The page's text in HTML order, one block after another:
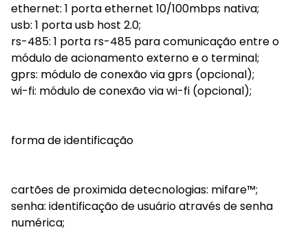
ethernet: 1 porta ethernet 10/100mbps nativa;
usb: 1 porta usb host 2.0;
rs-485: 1 porta rs-485 para comunicação entre o
módulo de acionamento externo e o terminal;
gprs: módulo de conexão via gprs (opcional);
wi-fi: módulo de conexão via wi-fi (opcional);
forma de identificação
cartões de proximida detecnologias: mifare™;
senha: identificação de usuário através de senha
numérica;